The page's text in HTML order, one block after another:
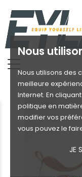
Nous
Nous utilisons des
meilleure
Internet. En
politique en
modifier vos
vous pouvez le
JE